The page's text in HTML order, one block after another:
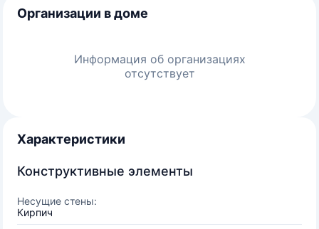
Организации в доме
Информация об организациях
отсутствует
Характеристики
Конструктивные элементы
Несущие стены:
Кирпич